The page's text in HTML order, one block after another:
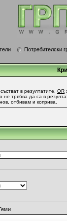
Потребителски
в резултатите, OR
не трябва да са в
отбивам и коприва.